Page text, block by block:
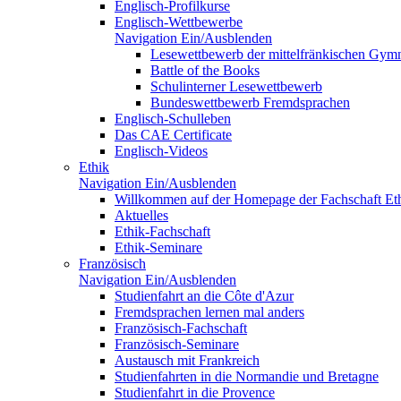
Englisch-Profilkurse
Englisch-Wettbewerbe
Navigation Ein/Ausblenden
Lesewettbewerb der mittelfränkischen
Battle of the Books
Schulinterner Lesewettbewerb
Bundeswettbewerb Fremdsprachen
Englisch-Schulleben
Das CAE Certificate
Englisch-Videos
Ethik
Navigation Ein/Ausblenden
Willkommen auf der Homepage der Fachschaft
Aktuelles
Ethik-Fachschaft
Ethik-Seminare
Französisch
Navigation Ein/Ausblenden
Studienfahrt an die Côte d'Azur
Fremdsprachen lernen mal anders
Französisch-Fachschaft
Französisch-Seminare
Austausch mit Frankreich
Studienfahrten in die Normandie und Bretagne
Studienfahrt in die Provence